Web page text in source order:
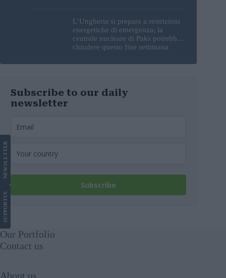
L’Ungheria si prepara a restrizioni
energetiche di emergenza; la
centrale nucleare di Paks potrebbe
chiudere questo fine settimana
Subscribe to our daily
newsletter
Subscribe
SUPPORT
US
NEWS
LETTER
Our Portfolio
Contact us
About us